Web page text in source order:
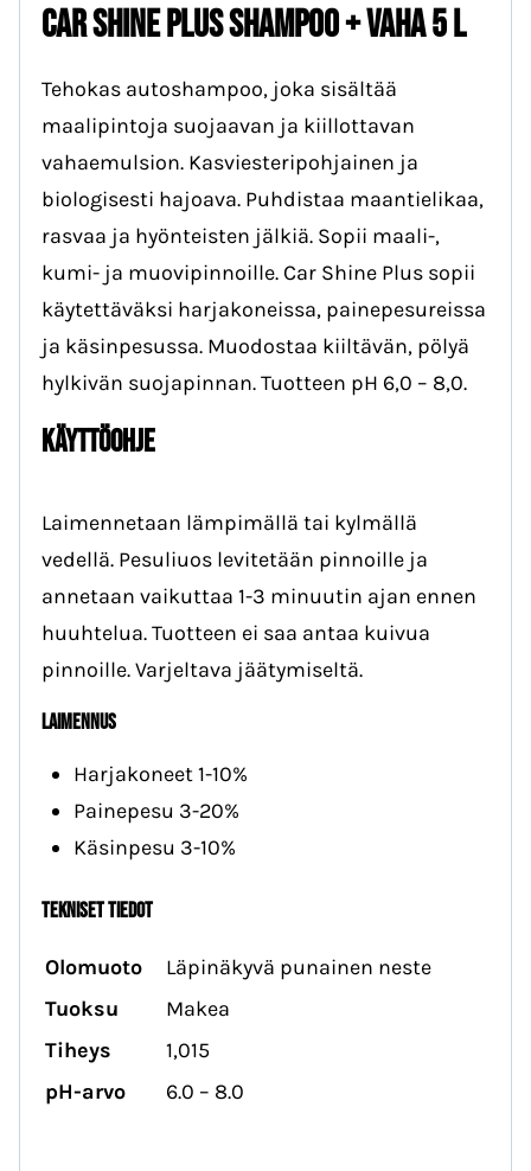
Car Shine Plus shampoo + vaha 5 L
Tehokas autoshampoo, joka sisältää
maalipintoja suojaavan ja kiillottavan
vahaemulsion. Kasviesteripohjainen ja
biologisesti hajoava. Puhdistaa maantielikaa,
rasvaa ja hyönteisten jälkiä. Sopii maali-,
kumi- ja muovipinnoille. Car Shine Plus sopii
käytettäväksi harjakoneissa, painepesureissa
ja käsinpesussa. Muodostaa kiiltävän, pölyä
hylkivän suojapinnan. Tuotteen pH 6,0 – 8,0.
KÄYTTÖOHJE
Laimennetaan lämpimällä tai kylmällä
vedellä. Pesuliuos levitetään pinnoille ja
annetaan vaikuttaa 1-3 minuutin ajan ennen
huuhtelua. Tuotteen ei saa antaa kuivua
pinnoille. Varjeltava jäätymiseltä.
LAIMENNUS
Harjakoneet 1-10%
Painepesu 3-20%
Käsinpesu 3-10%
tekniset tiedot
Olomuoto
Läpinäkyvä punainen neste
Tuoksu
Makea
Tiheys
1,015
pH-arvo
6.0 – 8.0